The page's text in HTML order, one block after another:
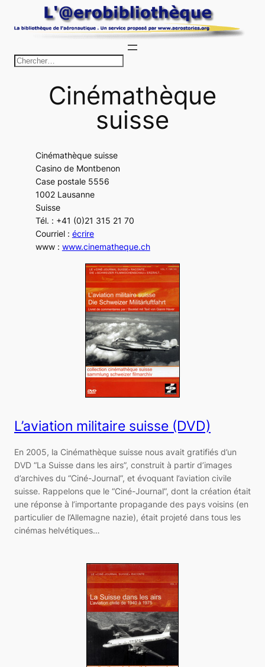
au
c
h
e
Cinémathèque
suisse
Cinémathèque suisse
Casino de Montbenon
Case postale 5556
1002 Lausanne
Suisse
Tél. : +41 (0)21 315 21 70
Courriel : écrire
www : www.cinematheque.ch
L’aviation militaire suisse (DVD)
En 2005, la Cinémathèque suisse nous avait gratifiés d’un
DVD “La Suisse dans les airs”, construit à partir d’images
d’archives du “Ciné-Journal”, et évoquant l’aviation civile
suisse. Rappelons que le “Ciné-Journal”, dont la création était
une réponse à l’importante propagande des pays voisins (en
particulier de l’Allemagne nazie), était projeté dans tous les
cinémas helvétiques…